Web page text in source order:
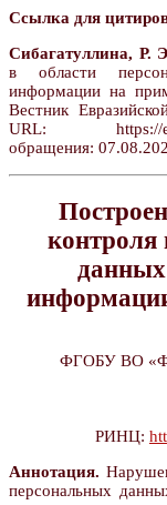
Ссылка для
Сибагатуллина, Р.
в области
информации на
Вестник
URL: https://
обращения:
контроля
ФГОБУ ВО
РИНЦ:
Аннотация.
персональных